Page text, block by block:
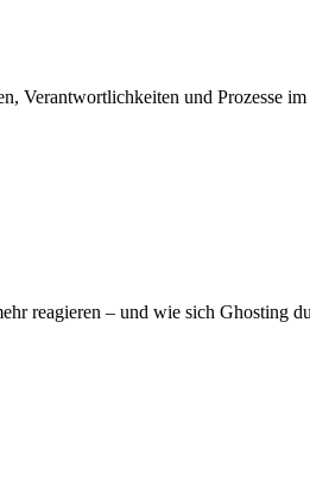
Verantwortlichkeiten und Prozesse
reagieren – und wie sich Ghosting